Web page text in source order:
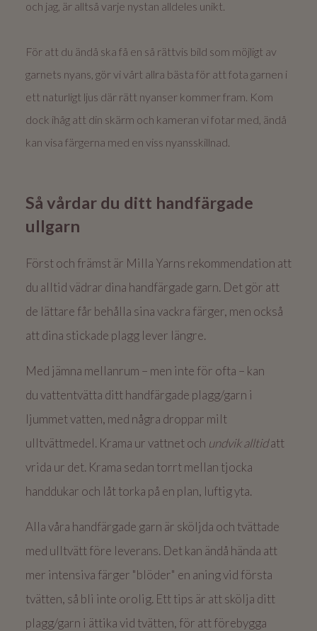
och jag, är alltså varje nystan alldeles unikt.
För att du ändå ska få en så rättvis bild som möjligt av
garnets nyans, gör vi vårt allra bästa för att fota garnen i
ett naturligt ljus där rätt nyanser kommer fram. Kom
dock ihåg att din skärm och kameran vi fotar med, ändå
kan visa färgerna med en viss nyansskillnad.
Så vårdar du ditt handfärgade
ullgarn
Först och främst är Milla Yarns rekommendation att
du alltid vädrar dina handfärgade garn. Det gör att
de lättare får behålla sina vackra färger, men också
att dina stickade plagg lever längre.
Med jämna mellanrum – men inte för ofta – kan
du vattentvätta ditt handfärgade plagg/garn i
ljummet vatten, med några droppar milt
ulltvättmedel. Krama ur vattnet och undvik alltidatt
vrida ur det. Krama sedan torrt mellan tjocka
handdukar och låt torka på en plan, luftig yta.
Alla våra handfärgade garn är sköljda och tvättade
med ulltvätt före leverans. Det kan ändå hända att
mer intensiva färger "blöder" en aning vid första
tvätten, så bli inte orolig. Ett tips är att skölja ditt
plagg/garn i ättika vid tvätten, för att förebygga